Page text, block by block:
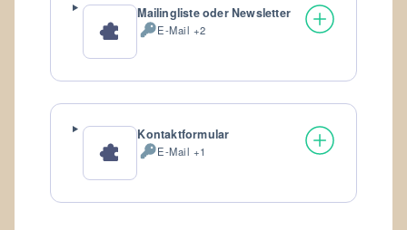
Mailingliste oder Newsletter
Verarbeitete
E-Mail +2
Kontaktformular
Verarbeitete
E-Mail +1